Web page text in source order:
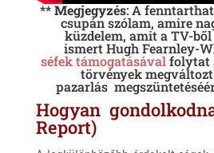
**Megjegyzés: A
csupán szólam, amire
küzdelem, amit a TV-
ismert Hugh Fearnley-
séfek támogatásávalfolytat
törvények
pazarlás
Hogyan
Report)